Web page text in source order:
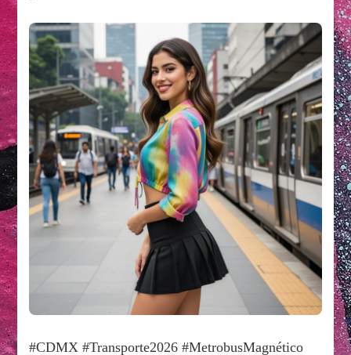
#CDMX #Transporte2026 #MetrobusMagnético